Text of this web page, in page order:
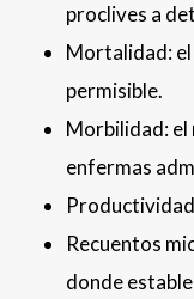
proclives a
Mortalidad:
permisible.
Morbilidad: el
enfermas
Recuentos
donde